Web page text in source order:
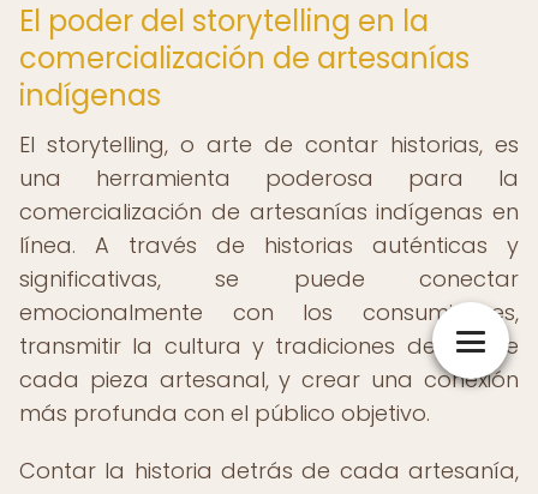
El poder del storytelling en la
comercialización de artesanías
indígenas
El storytelling, o arte de contar historias, es
una herramienta poderosa para la
comercialización de artesanías indígenas en
línea. A través de historias auténticas y
significativas, se puede conectar
emocionalmente con los consumidores,
transmitir la cultura y tradiciones detrás de
cada pieza artesanal, y crear una conexión
más profunda con el público objetivo.
Contar la historia detrás de cada artesanía,